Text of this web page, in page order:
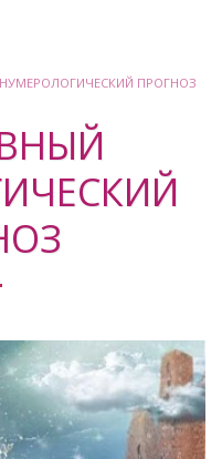
ПРОГНОЗ